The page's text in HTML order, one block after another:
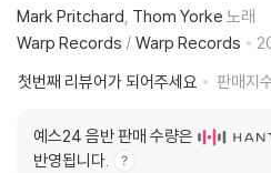
Mark Pritchard Thom Yorke 노래
Warp Records / Warp Records
첫번째 리뷰어가 되어주세요
판매지
예스24 음반 판매 수량은
반영됩니다.